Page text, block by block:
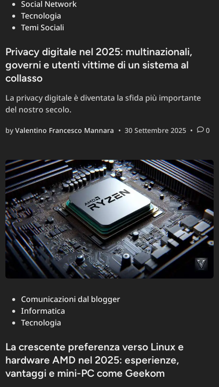
Social Network
Tecnologia
Temi Sociali
Privacy digitale nel 2025: multinazionali,
governi e utenti vittime di un sistema al
collasso
La privacy digitale è diventata la sfida più importante
del nostro secolo.
byValentino Francesco Mannara • 30 Settembre 2025 • 0
PostedComunicazioni dal blogger
Informatica
Tecnologia
La crescente preferenza verso Linux e
hardware AMD nel 2025: esperienze,
vantaggi e mini-PC come Geekom